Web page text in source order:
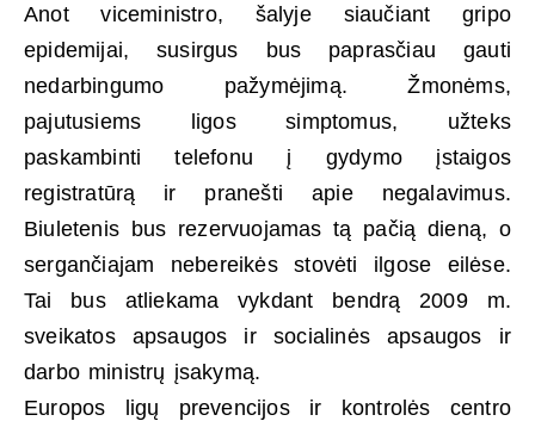
Anot viceministro, šalyje siaučiant gripo
epidemijai, susirgus bus paprasčiau gauti
nedarbingumo pažymėjimą. Žmonėms,
pajutusiems ligos simptomus, užteks
paskambinti telefonu į gydymo įstaigos
registratūrą ir pranešti apie negalavimus.
Biuletenis bus rezervuojamas tą pačią dieną, o
sergančiajam nebereikės stovėti ilgose eilėse.
Tai bus atliekama vykdant bendrą 2009 m.
sveikatos apsaugos ir socialinės apsaugos ir
darbo ministrų įsakymą.
Europos ligų prevencijos ir kontrolės centro